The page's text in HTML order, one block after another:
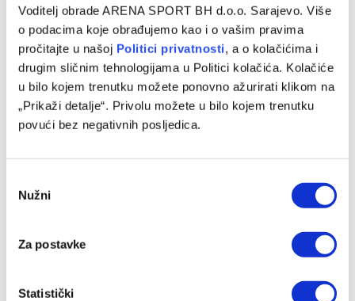
Voditelj obrade ARENA SPORT BH d.o.o. Sarajevo. Više
o podacima koje obrađujemo kao i o vašim pravima
pročitajte u našoj Politici privatnosti, a o kolačićima i
drugim sličnim tehnologijama u Politici kolačića. Kolačiće
u bilo kojem trenutku možete ponovno ažurirati klikom na
„Prikaži detalje“. Privolu možete u bilo kojem trenutku
povući bez negativnih posljedica.
Selection
Nužni
Za postavke
Statistički
Gotova višemjesečna saga: Real Madrid i Vinicius Junior
postigli dogovor o nastavku saradnje
06/08/2026